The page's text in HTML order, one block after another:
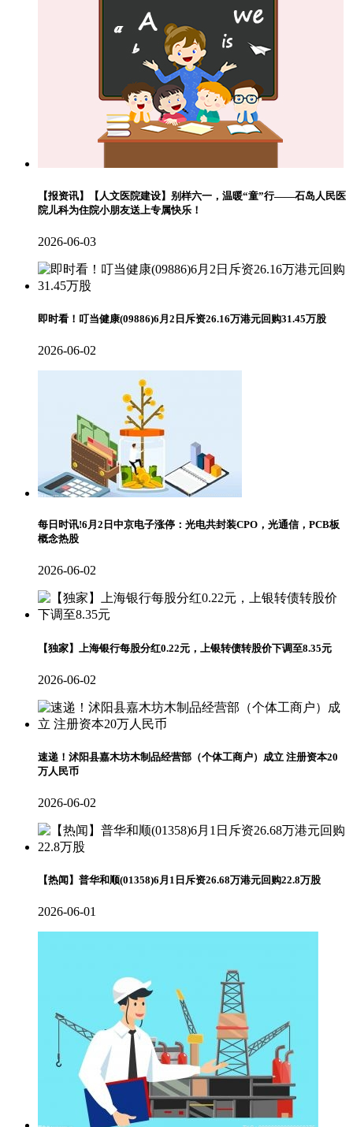
【报资讯】【人文医院建设】别样六一，温暖“童”行——石岛人民医
院儿科为住院小朋友送上专属快乐！
2026-06-03
即时看！叮当健康(09886)6月2日斥资26.16万港元回购31.45万股
2026-06-02
每日时讯!6月2日中京电子涨停：光电共封装CPO，光通信，PCB板
概念热股
2026-06-02
【独家】上海银行每股分红0.22元，上银转债转股价下调至8.35元
2026-06-02
速递！沭阳县嘉木坊木制品经营部（个体工商户）成立 注册资本20
万人民币
2026-06-02
【热闻】普华和顺(01358)6月1日斥资26.68万港元回购22.8万股
2026-06-01